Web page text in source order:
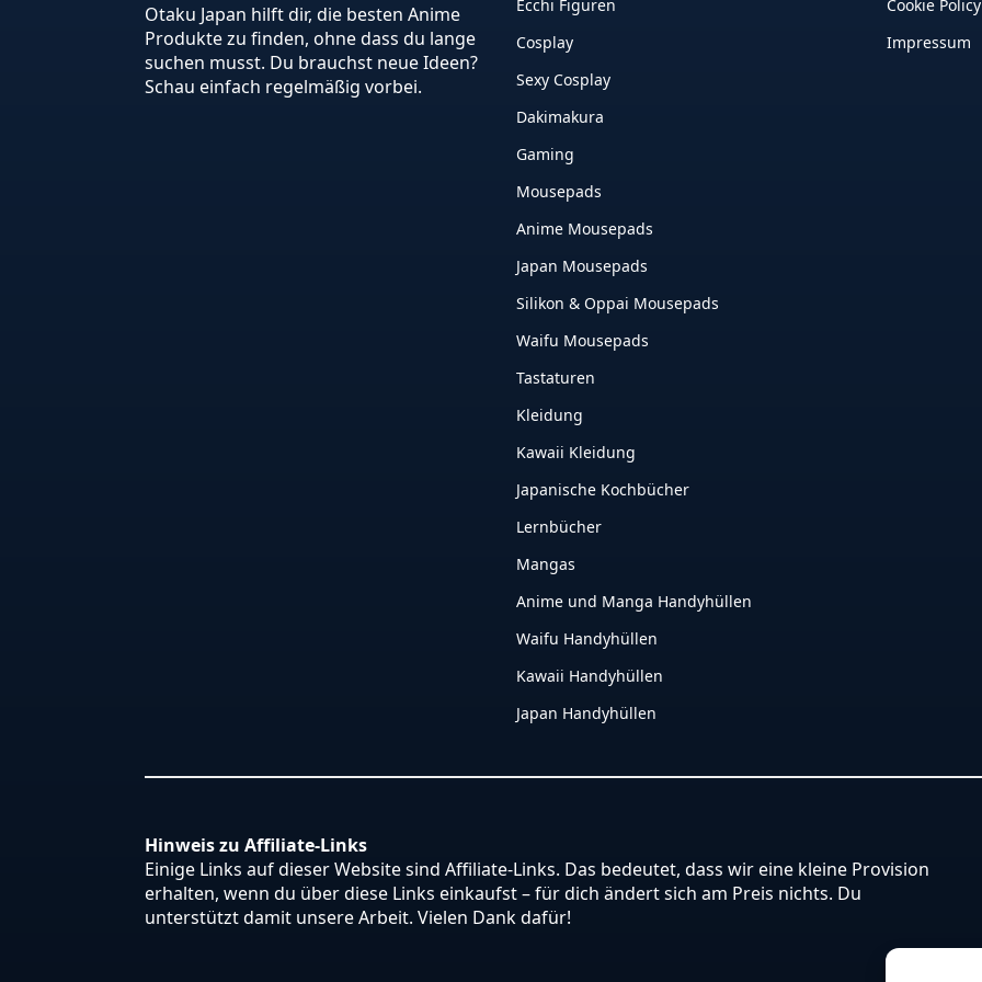
Otaku Japan hilft dir, die besten Anime
Produkte zu finden, ohne dass du lange
suchen musst. Du brauchst neue Ideen?
Schau einfach regelmäßig vorbei.
Ecchi Figuren
Cosplay
Sexy Cosplay
Dakimakura
Gaming
Mousepads
Anime Mousepads
Japan Mousepads
Silikon & Oppai Mousepads
Waifu Mousepads
Tastaturen
Kleidung
Kawaii Kleidung
Japanische Kochbücher
Lernbücher
Mangas
Anime und Manga Handyhüllen
Waifu Handyhüllen
Kawaii Handyhüllen
Japan Handyhüllen
Cookie
Impressum
Hinweis zu Affiliate-Links
Einige Links auf dieser Website sind Affiliate-Links. Das bedeutet, dass wir eine kleine Provision
erhalten, wenn du über diese Links einkaufst – für dich ändert sich am Preis nichts. Du
unterstützt damit unsere Arbeit. Vielen Dank dafür!